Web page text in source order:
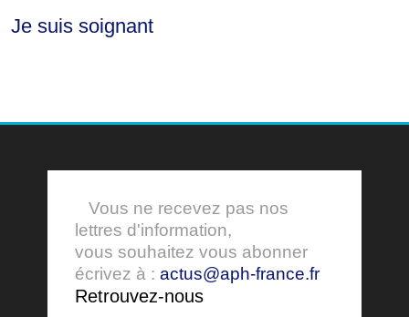
Je suis soignant
Vous ne recevez pas nos
lettres d'information,
vous souhaitez vous abonner
écrivez à : actus@aph-france.fr
Retrouvez-nous